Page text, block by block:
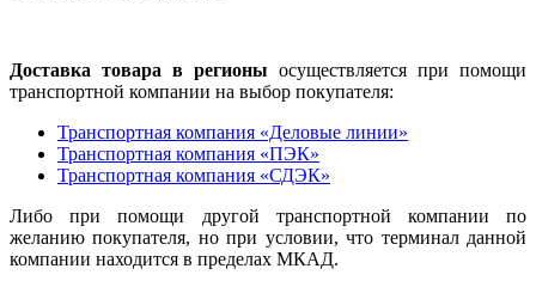
Доставка товара в регионы осуществляется при помощи
транспортной компании на выбор покупателя:
Транспортная компания «Деловые линии»
Транспортная компания «ПЭК»
Транспортная компания «СДЭК»
Либо при помощи другой транспортной компании по
желанию покупателя, но при условии, что терминал данной
компании находится в пределах МКАД.